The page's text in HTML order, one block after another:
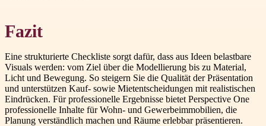
Fazit
Eine strukturierte Checkliste sorgt dafür, dass aus Ideen belastbare
Visuals werden: vom Ziel über die Modellierung bis zu Material,
Licht und Bewegung. So steigern Sie die Qualität der Präsentation
und unterstützen Kauf- sowie Mietentscheidungen mit realistischen
Eindrücken. Für professionelle Ergebnisse bietet Perspective One
professionelle Inhalte für Wohn- und Gewerbeimmobilien, die
Planung verständlich machen und Räume erlebbar präsentieren.